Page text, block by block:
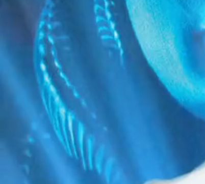
Fiche technique
RÉFÉRENCE
H : 1211463 / F : 1211462
Caractéristiques Merchandising